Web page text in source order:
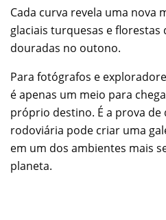
Cada curva revela uma nova
glaciais turquesas e florestas
douradas no outono.
Para fotógrafos e
é apenas um meio para
próprio destino. É a prova de
rodoviária pode criar uma
em um dos ambientes mais
planeta.